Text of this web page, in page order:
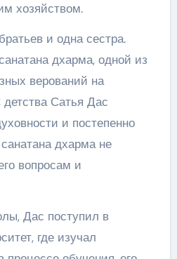
хозяйством.
и одна сестра.
дхарма, одной из
верований на
Сатья Дас
и постепенно
дхарма не
вопросам и
Дас поступил в
где изучал